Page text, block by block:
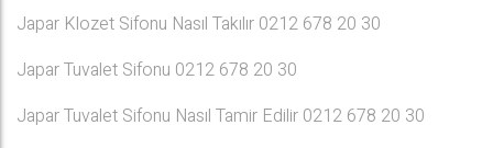
Japar Klozet Sifonu Nasıl Takılır 0212 678 20 30
Japar Tuvalet Sifonu 0212 678 20 30
Japar Tuvalet Sifonu Nasıl Tamir Edilir 0212 678 20 30